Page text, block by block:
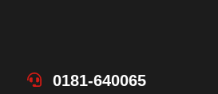
0181-640065